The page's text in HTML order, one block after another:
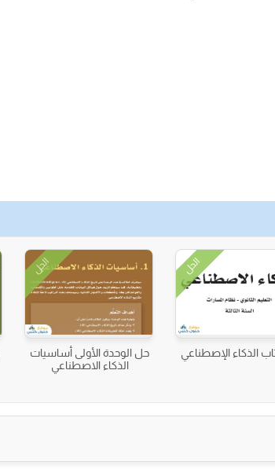
الحل
الذكاء الإصطناعي
الحل
حل الوحدة الأولى أساسيات
الذكاء الاصطناعي